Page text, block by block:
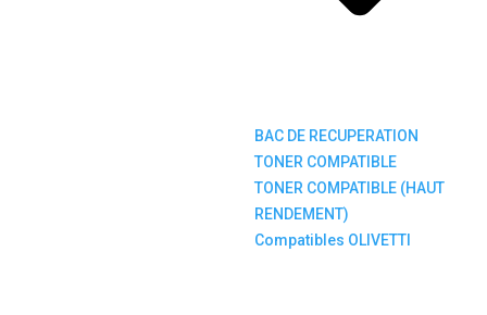
BAC DE RECUPERATION
TONER COMPATIBLE
TONER COMPATIBLE (HAUT
RENDEMENT)
Compatibles OLIVETTI